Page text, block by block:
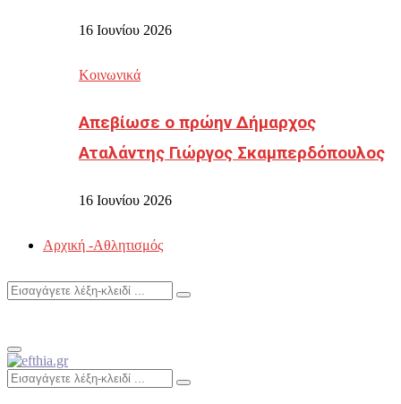
16 Ιουνίου 2026
Κοινωνικά
Απεβίωσε ο πρώην Δήμαρχος
Αταλάντης Γιώργος Σκαμπερδόπουλος
16 Ιουνίου 2026
Αρχική -Αθλητισμός
Search
Search
Primary
Menu
Search
for:
Search